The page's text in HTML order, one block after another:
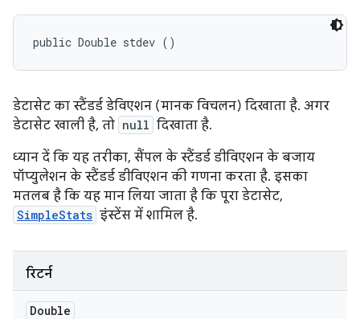
public Double stdev ()
डेटासेट का स्टैंडर्ड डेविएशन (मानक विचलन) दिखाता है. अगर
डेटासेट खाली है, तो null दिखाता है.
ध्यान दें कि यह तरीका, सैंपल के स्टैंडर्ड डीविएशन के बजाय
पॉप्युलेशन के स्टैंडर्ड डीविएशन की गणना करता है. इसका
मतलब है कि यह मान लिया जाता है कि पूरा डेटासेट,
SimpleStats इंस्टेंस में शामिल है.
रिटर्न
Double